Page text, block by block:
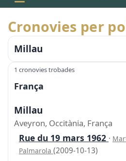
Cronovies per
Millau
1 cronovies trobades
França
Millau
Aveyron, Occitània, França
Rue du 19 mars 1962 ·
Palmarola (2009-10-13)